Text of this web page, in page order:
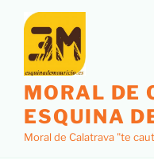
contenido
MORAL DE
ESQUINA
Moral de Calatrava "te